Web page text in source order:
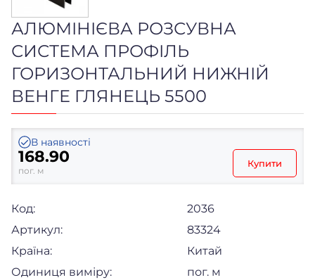
АЛЮМІНІЄВА РОЗСУВНА
СИСТЕМА ПРОФІЛЬ
ГОРИЗОНТАЛЬНИЙ НИЖНІЙ
ВЕНГЕ ГЛЯНЕЦЬ 5500
В наявності
168.90
пог. м
Купити
Код:
2036
Артикул:
83324
Країна:
Китай
Одиниця виміру:
пог. м